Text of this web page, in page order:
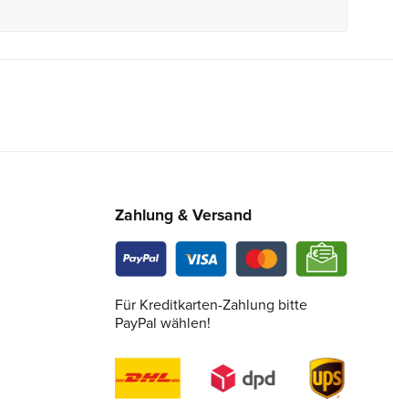
Zahlung & Versand
Für Kreditkarten-Zahlung bitte
PayPal wählen!